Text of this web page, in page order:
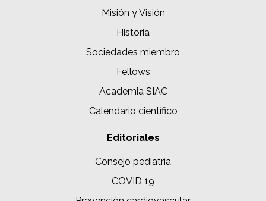
Misión y Visión
Historia
Sociedades miembro
Fellows
Academia SIAC
Calendario científico
Editoriales
Consejo pediatría
COVID 19